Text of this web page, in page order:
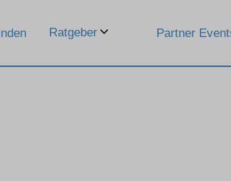
Ratgeber Partner